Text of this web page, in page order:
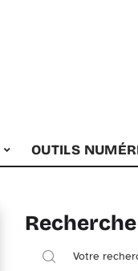
OUTILS
Recherche